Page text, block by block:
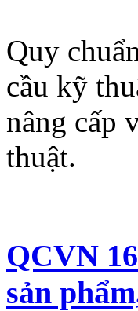
Quy
cầu kỹ
nâng cấp
thuật.
QCVN
sản